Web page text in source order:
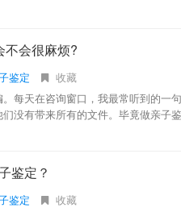
不会很麻烦?
鉴定
收藏
每天在咨询窗口，我最常听到的一
没有带来所有的文件。毕竟做亲子
鉴定？
鉴定
收藏